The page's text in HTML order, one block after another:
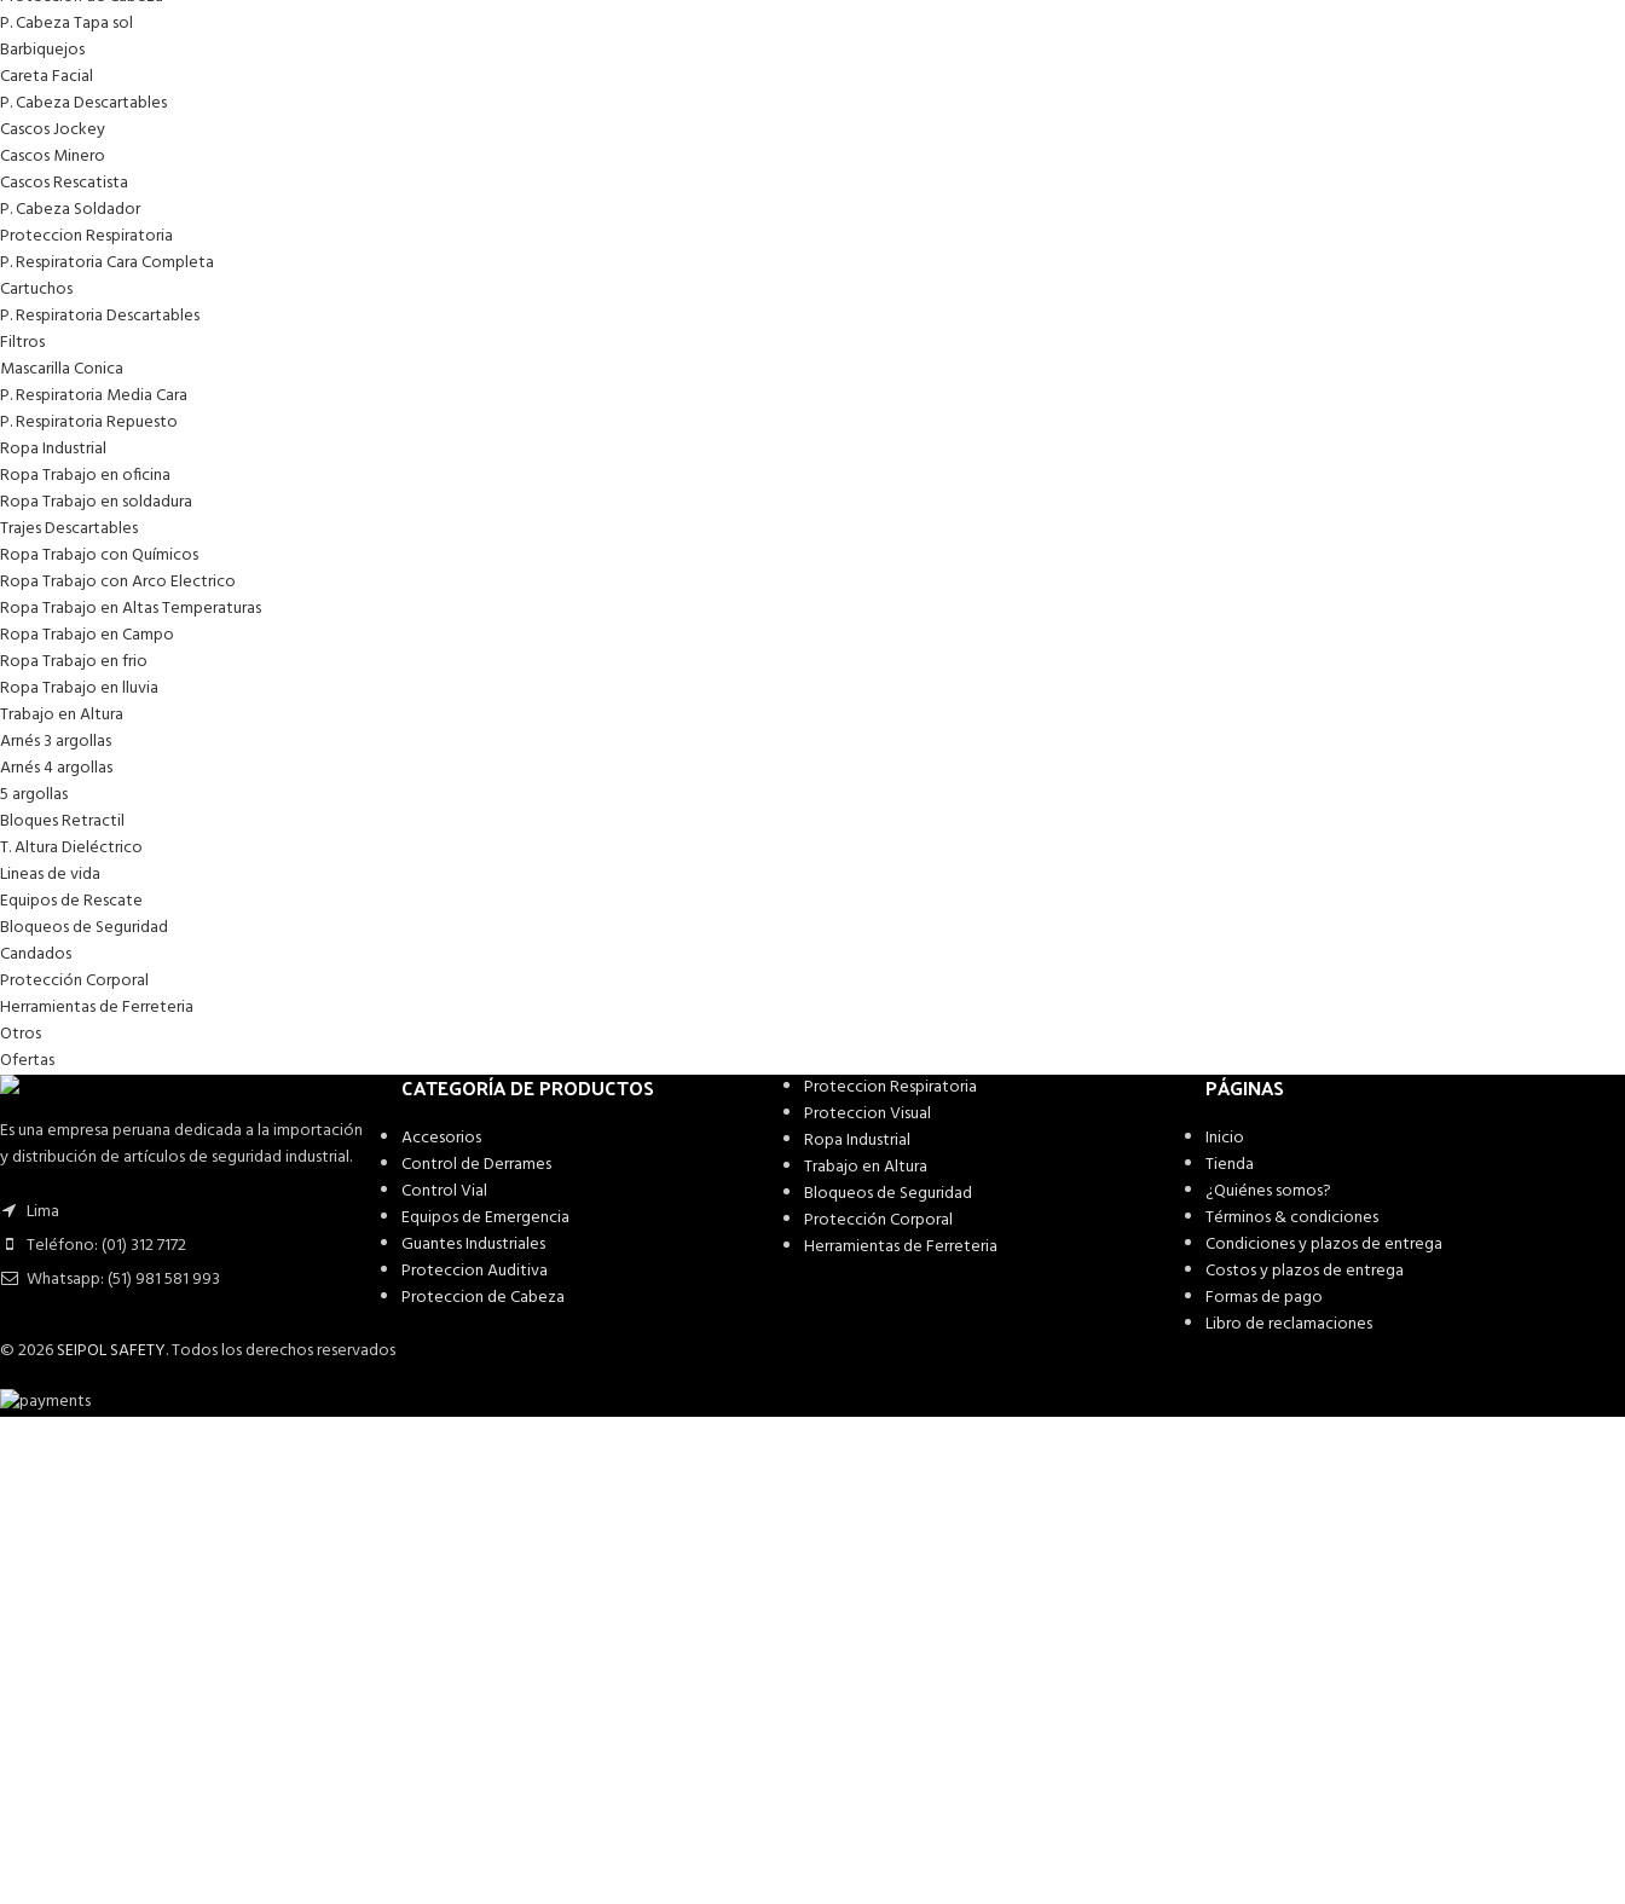
P. Cabeza Tapa sol
Barbiquejos
Careta Facial
P. Cabeza Descartables
Cascos Jockey
Cascos Minero
Cascos Rescatista
P. Cabeza Soldador
Proteccion Respiratoria
P. Respiratoria Cara Completa
Cartuchos
P. Respiratoria Descartables
Filtros
Mascarilla Conica
P. Respiratoria Media Cara
P. Respiratoria Repuesto
Ropa Industrial
Ropa Trabajo en oficina
Ropa Trabajo en soldadura
Trajes Descartables
Ropa Trabajo con Químicos
Ropa Trabajo con Arco Electrico
Ropa Trabajo en Altas Temperaturas
Ropa Trabajo en Campo
Ropa Trabajo en frio
Ropa Trabajo en lluvia
Trabajo en Altura
Arnés 3 argollas
Arnés 4 argollas
5 argollas
Bloques Retractil
T. Altura Dieléctrico
Lineas de vida
Equipos de Rescate
Bloqueos de Seguridad
Candados
Protección Corporal
Herramientas de Ferreteria
Otros
Ofertas
Es una empresa peruana dedicada a la importación
y distribución de artículos de seguridad industrial.
Lima
Teléfono: (01) 312 7172
Whatsapp: (51) 981 581 993
CATEGORÍA DE PRODUCTOS
Accesorios
Control de Derrames
Control Vial
Equipos de Emergencia
Guantes Industriales
Proteccion Auditiva
Proteccion de Cabeza
Proteccion Respiratoria
Proteccion Visual
Ropa Industrial
Trabajo en Altura
Bloqueos de Seguridad
Protección Corporal
Herramientas de Ferreteria
PÁGINAS
Inicio
Tienda
¿Quiénes somos?
Términos & condiciones
Condiciones y plazos de entrega
Costos y plazos de entrega
Formas de pago
Libro de reclamaciones
© 2026SEIPOL SAFETY. Todos los derechos reservados